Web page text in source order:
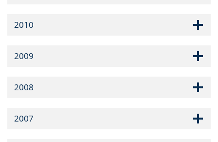
2010
2009
2008
2007